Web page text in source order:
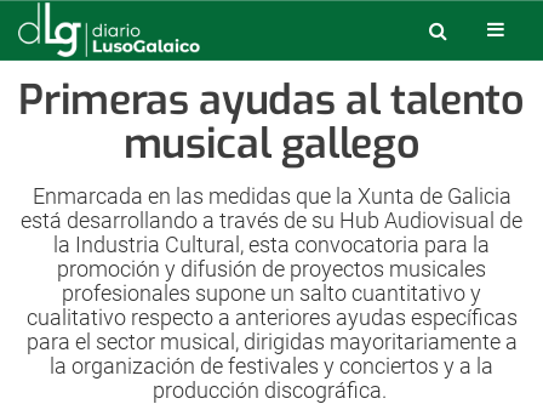
Primeras ayudas al talento
musical gallego
Enmarcada en las medidas que la Xunta de Galicia
está desarrollando a través de su Hub Audiovisual de
la Industria Cultural, esta convocatoria para la
promoción y difusión de proyectos musicales
profesionales supone un salto cuantitativo y
cualitativo respecto a anteriores ayudas específicas
para el sector musical, dirigidas mayoritariamente a
la organización de festivales y conciertos y a la
producción discográfica.